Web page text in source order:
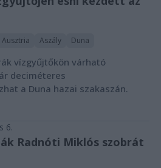
Ausztria Aszály Duna
vízgyűjtőkön várható
deciméteres
a Duna hazai szakaszán.
6.
Radnóti Miklós szobrát